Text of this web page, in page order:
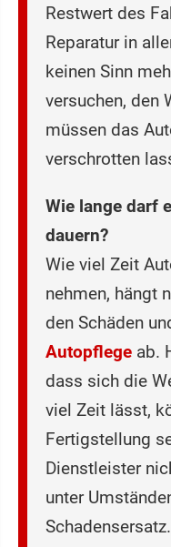
Restwert des
Reparatur in
keinen Sinn
versuchen, den
müssen das
verschrotten
Wie lange darf
dauern?
Wie viel Zeit
nehmen, hängt
den Schäden
Autopflege ab.
dass sich die
viel Zeit lässt,
Fertigstellung
Dienstleister
unter
Schadensersatz.